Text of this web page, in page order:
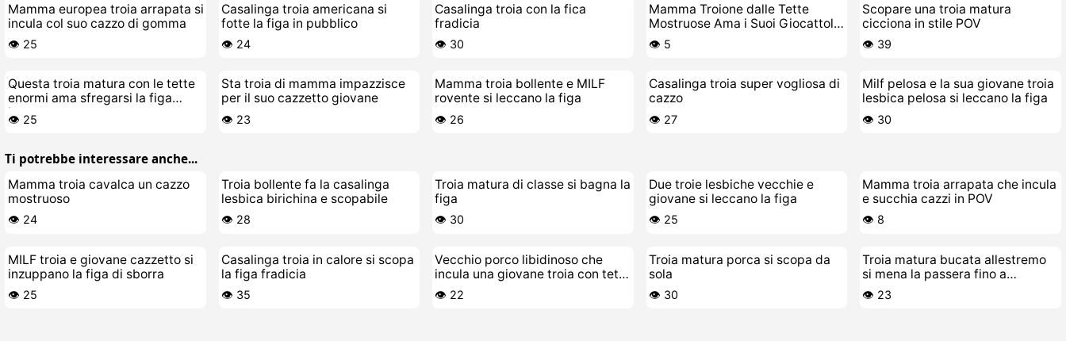
Mamma europea troia arrapata si
incula col suo cazzo di gomma
👁️ 25
Casalinga troia americana si
fotte la figa in pubblico
👁️ 24
Casalinga troia con la fica
fradicia
👁️ 30
Mamma Troione dalle Tette
Mostruose Ama i Suoi Giocattoli
del Cazzo
👁️ 5
Scopare una troia matura
cicciona in stile POV
👁️ 39
Questa troia matura con le tette
enormi ama sfregarsi la figa
bagnata
👁️ 25
Sta troia di mamma impazzisce
per il suo cazzetto giovane
👁️ 23
Mamma troia bollente e MILF
rovente si leccano la figa
👁️ 26
Casalinga troia super vogliosa di
cazzo
👁️ 27
Milf pelosa e la sua giovane troia
lesbica pelosa si leccano la figa
👁️ 30
Ti potrebbe interessare anche...
Mamma troia cavalca un cazzo
mostruoso
👁️ 24
Troia bollente fa la casalinga
lesbica birichina e scopabile
👁️ 28
Troia matura di classe si bagna la
figa
👁️ 30
Due troie lesbiche vecchie e
giovane si leccano la figa
👁️ 25
Mamma troia arrapata che incula
e succhia cazzi in POV
👁️ 8
MILF troia e giovane cazzetto si
inzuppano la figa di sborra
👁️ 25
Casalinga troia in calore si scopa
la figa fradicia
👁️ 35
Vecchio porco libidinoso che
incula una giovane troia con tette
enormi
👁️ 22
Troia matura porca si scopa da
sola
👁️ 30
Troia matura bucata allestremo
si mena la passera fino a
sborrare
👁️ 23